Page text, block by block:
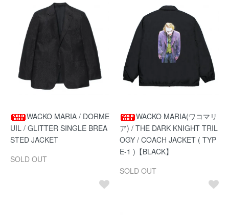
WACKO MARIA / DORME
UIL / GLITTER SINGLE BREA
STED JACKET
SOLD OUT
WACKO MARIA(ワコマリ
ア) / THE DARK KNIGHT TRIL
OGY / COACH JACKET ( TYP
E-1 )【BLACK】
SOLD OUT